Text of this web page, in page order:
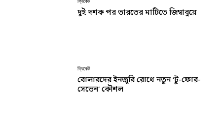
ক্রিকেট
দুই দশক পর ভারতের মাটিতে জিম্বাবুয়ে
ক্রিকেট
বোলারদের ইনজুরি রোধে নতুন ‘টু-ফোর-
সেভেন’ কৌশল